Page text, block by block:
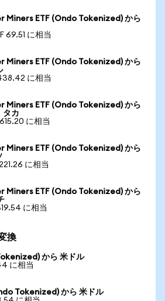
Miners ETF (Ondo Tokenized) から
69.51 に相当
Miners ETF (Ondo Tokenized) から
に相当
Miners ETF (Ondo Tokenized) から
タカ
に相当
Miners ETF (Ondo Tokenized) から
に相当
Miners ETF (Ondo Tokenized) から
に相当
換
から 米ドル
に相当
Tokenized) から 米ドル